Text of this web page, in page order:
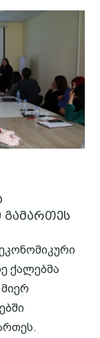
გამართეს
ქალებმა
მიერ